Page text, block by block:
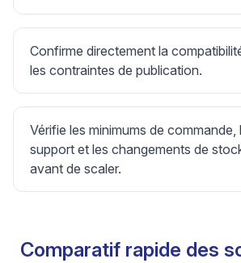
Confirme directement la
les contraintes de publication.
Vérifie les minimums de commande,
support et les changements de
avant de scaler.
Comparatif rapide des